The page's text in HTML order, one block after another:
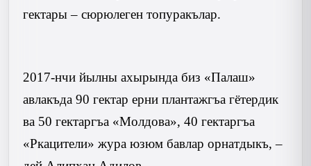
гектары– сюрюлеген топуракълар.
2017-нчи йылны ахырында биз «Палаш»
авлакъда 90 гектар ерни плантажгъа гётердик
ва 50 гектаргъа «Молдова», 40 гектаргъа
«Ркацители» жура юзюм бавлар орнатдыкъ, –